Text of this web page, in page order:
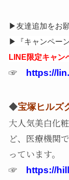
▶︎友達追加をお
▶︎『キャンペー
LINE限定キャン
☞ https://
◆宝塚ヒルズ
大人気美白化
ど、医療機関
っています。
☞
https://